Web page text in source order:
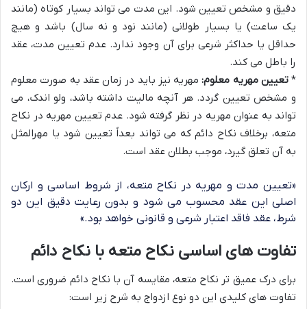
دقیق و مشخص تعیین شود. این مدت می تواند بسیار کوتاه (مانند
یک ساعت) یا بسیار طولانی (مانند نود و نه سال) باشد و هیچ
حداقل یا حداکثر شرعی برای آن وجود ندارد. عدم تعیین مدت، عقد
را باطل می کند.
*تعیین مهریه معلوم:مهریه نیز باید در زمان عقد به صورت معلوم
و مشخص تعیین گردد. هر آنچه مالیت داشته باشد، ولو اندک، می
تواند به عنوان مهریه در نظر گرفته شود. عدم تعیین مهریه در نکاح
متعه، برخلاف نکاح دائم که می تواند بعداً تعیین شود یا مهرالمثل
به آن تعلق گیرد، موجب بطلان عقد است.
«تعیین مدت و مهریه در نکاح متعه، از شروط اساسی و ارکان
اصلی این عقد محسوب می شود و بدون رعایت دقیق این دو
شرط، عقد فاقد اعتبار شرعی و قانونی خواهد بود.»
تفاوت های اساسی نکاح متعه با نکاح دائم
برای درک عمیق تر نکاح متعه، مقایسه آن با نکاح دائم ضروری است.
تفاوت های کلیدی این دو نوع ازدواج به شرح زیر است: